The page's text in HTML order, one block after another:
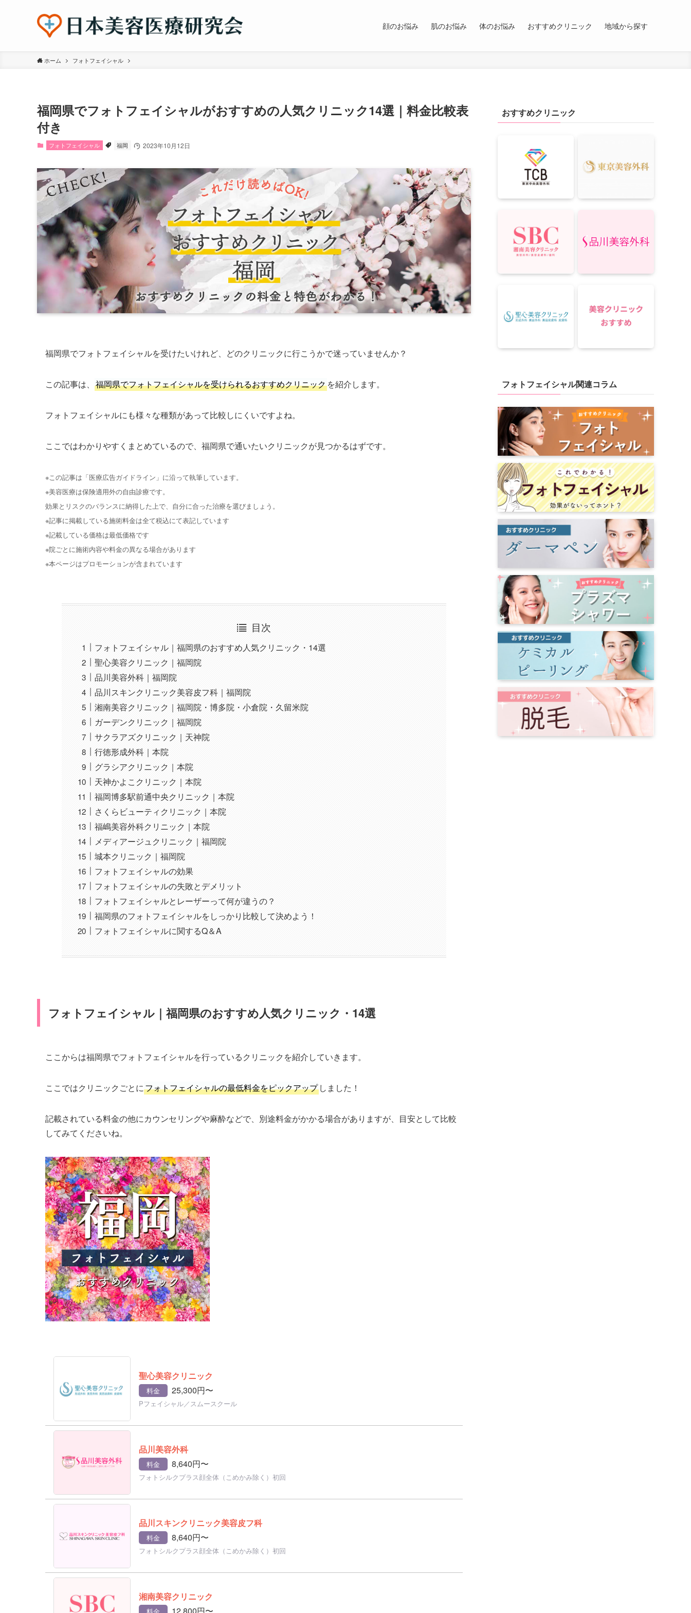
顔のお悩み 肌のお悩み 体のお悩み おすすめクリニック 地域から探す
ホーム フォトフェイシャル
福岡県でフォトフェイシャルがおすすめの人気クリニック14選｜料金比較表
付き
フォトフェイシャル 福岡 2023年10月12日
福岡県でフォトフェイシャルを受けたいけれど、どのクリニックに行こうかで迷っていませんか？
この記事は、 福岡県でフォトフェイシャルを受けられるおすすめクリニックを紹介します。
フォトフェイシャルにも様々な種類があって比較しにくいですよね。
ここではわかりやすくまとめているので、福岡県で通いたいクリニックが見つかるはずです。
※この記事は「医療広告ガイドライン」に沿って執筆しています。
※美容医療は保険適用外の自由診療です。
効果とリスクのバランスに納得した上で、自分に合った治療を選びましょう。
※記事に掲載している施術料金は全て税込にて表記しています
※記載している価格は最低価格です
※院ごとに施術内容や料金の異なる場合があります
※本ページはプロモーションが含まれています
目次
フォトフェイシャル｜福岡県のおすすめ人気クリニック・14選
聖心美容クリニック｜福岡院
品川美容外科｜福岡院
品川スキンクリニック美容皮フ科｜福岡院
湘南美容クリニック｜福岡院・博多院・小倉院・久留米院
ガーデンクリニック｜福岡院
サクラアズクリニック｜天神院
行徳形成外科｜本院
グラシアクリニック｜本院
天神かよこクリニック｜本院
福岡博多駅前通中央クリニック｜本院
さくらビューティクリニック｜本院
福嶋美容外科クリニック｜本院
メディアージュクリニック｜福岡院
城本クリニック｜福岡院
フォトフェイシャルの効果
フォトフェイシャルの失敗とデメリット
フォトフェイシャルとレーザーって何が違うの？
福岡県のフォトフェイシャルをしっかり比較して決めよう！
フォトフェイシャルに関するQ＆A
フォトフェイシャル｜福岡県のおすすめ人気クリニック・14選
ここからは福岡県でフォトフェイシャルを行っているクリニックを紹介していきます。
ここではクリニックごとにフォトフェイシャルの最低料金をピックアップ しました！
記載されている料金の他にカウンセリングや麻酔などで、別途料金がかかる場合がありますが、目安として比較
してみてくださいね。
聖心美容クリニック
料金 25,300円〜
Pフェイシャル／スムースクール
品川美容外科
料金 8,640円〜
フォトシルクプラス顔全体（こめかみ除く）初回
品川スキンクリニック美容皮フ科
料金 8,640円〜
フォトシルクプラス顔全体（こめかみ除く）初回
湘南美容クリニック
おすすめクリニック
フォトフェイシャル関連コラム